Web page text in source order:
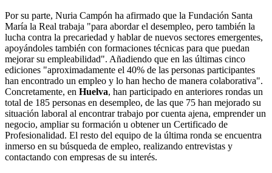
Por su parte, Nuria Campón ha afirmado que la Fundación Santa
María la Real trabaja "para abordar el desempleo, pero también la
lucha contra la precariedad y hablar de nuevos sectores emergentes,
apoyándoles también con formaciones técnicas para que puedan
mejorar su empleabilidad". Añadiendo que en las últimas cinco
ediciones "aproximadamente el 40% de las personas participantes
han encontrado un empleo y lo han hecho de manera colaborativa".
Concretamente, en Huelva, han participado en anteriores rondas un
total de 185 personas en desempleo, de las que 75 han mejorado su
situación laboral al encontrar trabajo por cuenta ajena, emprender un
negocio, ampliar su formación u obtener un Certificado de
Profesionalidad. El resto del equipo de la última ronda se encuentra
inmerso en su búsqueda de empleo, realizando entrevistas y
contactando con empresas de su interés.